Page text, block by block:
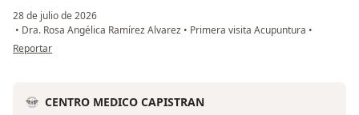
28 de julio de 2026
• Dra. Rosa Angélica Ramírez Alvarez • Primera visita Acupuntura •
en opinión del usuario Fer M M
Reportar
CENTRO MEDICO CAPISTRAN